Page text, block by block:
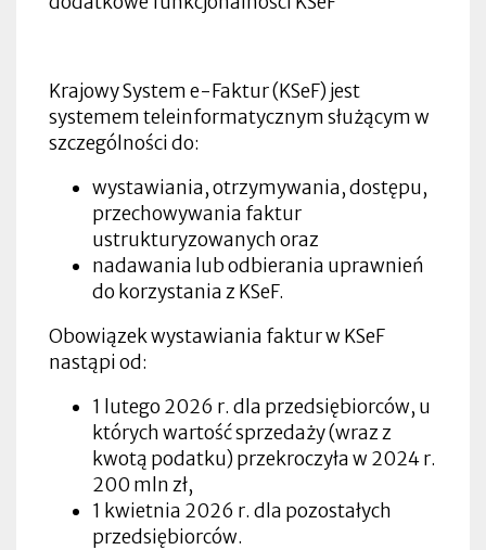
Krajowy System e-Faktur (KSeF) jest
systemem teleinformatycznym służącym w
szczególności do:
wystawiania, otrzymywania, dostępu,
przechowywania faktur
ustrukturyzowanych oraz
nadawania lub odbierania uprawnień
do korzystania z KSeF.
Obowiązek wystawiania faktur w KSeF
nastąpi od:
1 lutego 2026 r. dla przedsiębiorców, u
których wartość sprzedaży (wraz z
kwotą podatku) przekroczyła w 2024 r.
200 mln zł,
1 kwietnia 2026 r. dla pozostałych
przedsiębiorców.